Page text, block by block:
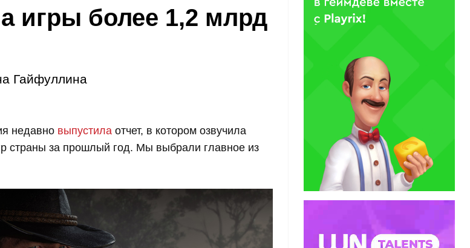
игры более 1,2 млрд
Гайфуллина
недавно выпустила отчет, в котором озвучила
страны за прошлый год. Мы выбрали главное из